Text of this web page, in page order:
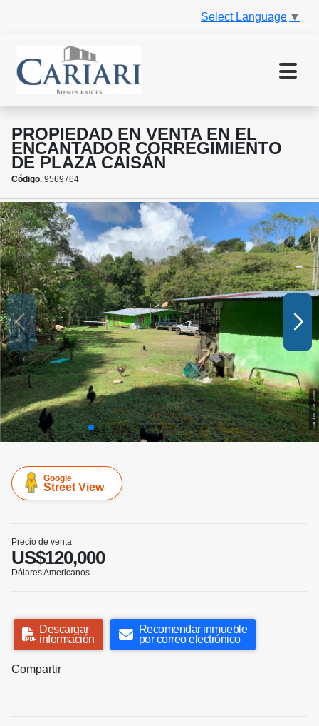
Select Language ▼
PROPIEDAD EN VENTA EN EL
ENCANTADOR CORREGIMIENTO
DE PLAZA CAISÁN
Código. 9569764
Google
Street View
Precio de venta
US$120,000
Dólares Americanos
Descargar
información
Recomendar inmueble
por correo electrónico
Compartir